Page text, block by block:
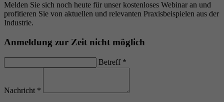
Melden Sie sich noch heute für unser kostenloses Webinar an und
profitieren Sie von aktuellen und relevanten Praxisbeispielen aus der
Industrie.
Anmeldung zur Zeit nicht möglich
Betreff *
Nachricht *